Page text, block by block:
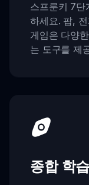
스프룬키 7단
하세요. 팝,
게임은 다양
는 도구를 제
종합 학